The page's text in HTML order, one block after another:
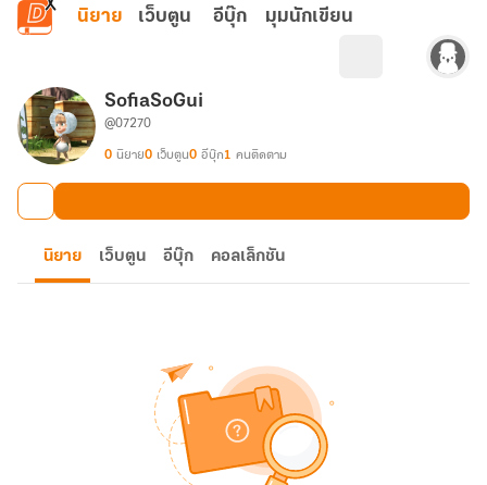
ข้ามไปยังเนื้อหาหลัก
นิยาย เว็บตูน อีบุ๊ก มุมนักเขียน
SofiaSoGui
@07270
0 นิยาย0 เว็บตูน0 อีบุ๊ก1 คนติดตาม
นิยาย เว็บตูน อีบุ๊ก คอลเล็กชัน